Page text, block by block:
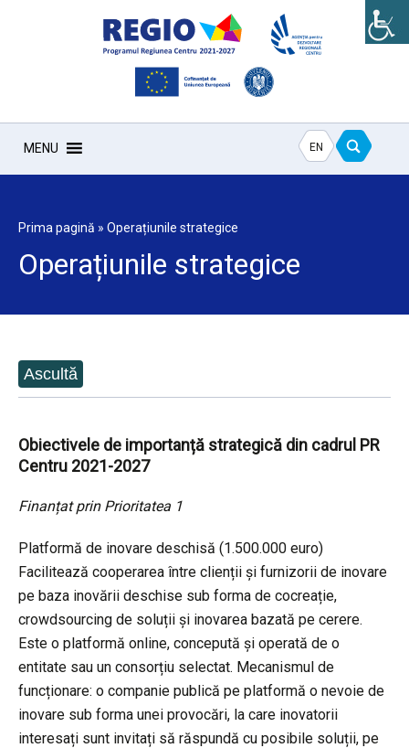
MENU EN
Prima pagină » Operațiunile strategice
Operațiunile strategice
Obiectivele de importanță strategică din cadrul PR
Centru 2021-2027
Finanțat prin Prioritatea 1
Platformă de inovare deschisă (1.500.000 euro)
Facilitează cooperarea între clienții și furnizorii de inovare
pe baza inovării deschise sub forma de cocreație,
crowdsourcing de soluții și inovarea bazată pe cerere.
Este o platformă online, concepută și operată de o
entitate sau un consorțiu selectat. Mecanismul de
funcționare: o companie publică pe platformă o nevoie de
inovare sub forma unei provocări, la care inovatorii
interesați sunt invitați să răspundă cu posibile soluții, pe